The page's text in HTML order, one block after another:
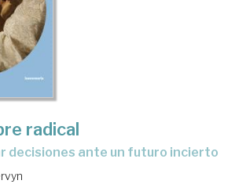
radical
decisiones ante un futuro incierto